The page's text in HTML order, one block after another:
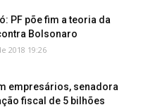
PF põe fim a teoria da
Bolsonaro
2018 19:26
empresários, senadora
fiscal de 5 bilhões